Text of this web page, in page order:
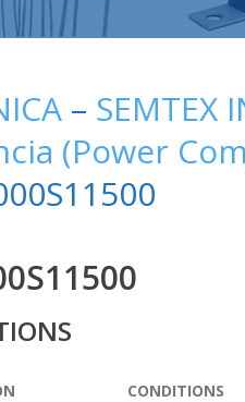
– SEMTEX
(Power
CONDITIONS